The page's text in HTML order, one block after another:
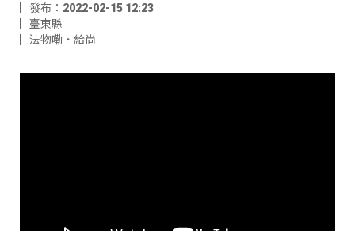
發布：2022-02-15 12:23
臺東縣
法物嘞‧給尚